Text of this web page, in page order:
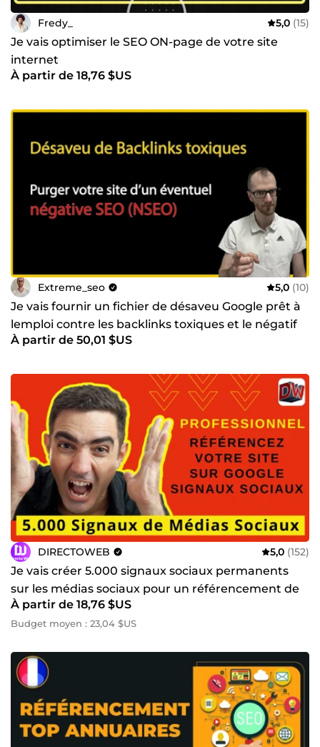
Fredy_ 5,0 (15)
Je vais optimiser le SEO ON-page de votre site
internet
À partir de 18,76 $US
Extreme_seo 5,0 (10)
Je vais fournir un fichier de désaveu Google prêt à
lemploi contre les backlinks toxiques et le négatif
SEO
À partir de 50,01 $US
DIRECTOWEB 5,0 (152)
Je vais créer 5.000 signaux sociaux permanents
sur les médias sociaux pour un référencement de
haute qualité
À partir de 18,76 $US
Budget moyen : 23,04 $US